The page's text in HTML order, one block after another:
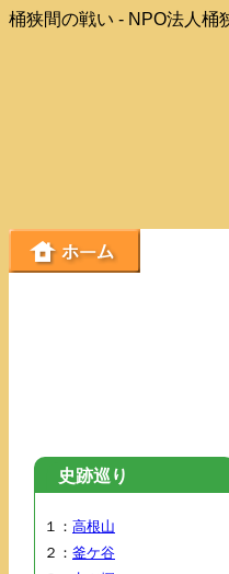
桶狭間の戦い - NPO法人桶
史跡巡り
１： 高根山
２： 釜ケ谷